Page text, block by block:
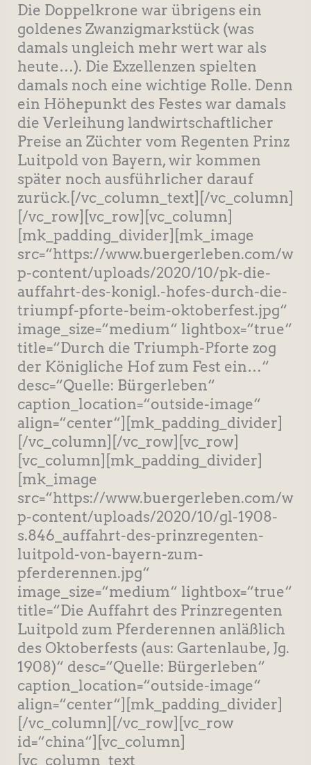
Die Doppelkrone war übrigens ein
goldenes Zwanzigmarkstück (was
damals ungleich mehr wert war als
heute…). Die Exzellenzen spielten
damals noch eine wichtige Rolle. Denn
ein Höhepunkt des Festes war damals
die Verleihung landwirtschaftlicher
Preise an Züchter vom Regenten Prinz
Luitpold von Bayern, wir kommen
später noch ausführlicher darauf
zurück.[/vc_column_text][/vc_column]
[/vc_row][vc_row][vc_column]
[mk_padding_divider][mk_image
src=“https://www.buergerleben.com/w
p-content/uploads/2020/10/pk-die-
auffahrt-des-konigl.-hofes-durch-die-
triumpf-pforte-beim-oktoberfest.jpg“
image_size=“medium“ lightbox=“true“
title=“Durch die Triumph-Pforte zog
der Königliche Hof zum Fest ein…“
desc=“Quelle: Bürgerleben“
caption_location=“outside-image“
align=“center“][mk_padding_divider]
[/vc_column][/vc_row][vc_row]
[vc_column][mk_padding_divider]
[mk_image
src=“https://www.buergerleben.com/w
p-content/uploads/2020/10/gl-1908-
s.846_auffahrt-des-prinzregenten-
luitpold-von-bayern-zum-
pferderennen.jpg“
image_size=“medium“ lightbox=“true“
title=“Die Auffahrt des Prinzregenten
Luitpold zum Pferderennen anläßlich
des Oktoberfests (aus: Gartenlaube, Jg.
1908)“ desc=“Quelle: Bürgerleben“
caption_location=“outside-image“
align=“center“][mk_padding_divider]
[/vc_column][/vc_row][vc_row
id=“china“][vc_column]
[vc_column_text